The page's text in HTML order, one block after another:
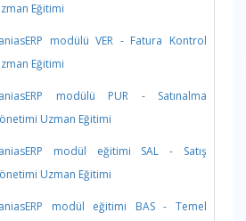
Eğitimi
modülü VER - Fatura Kontrol
Eğitimi
modülü PUR - Satınalma
Uzman Eğitimi
modül eğitimi SAL - Satış
Uzman Eğitimi
modül eğitimi BAS - Temel